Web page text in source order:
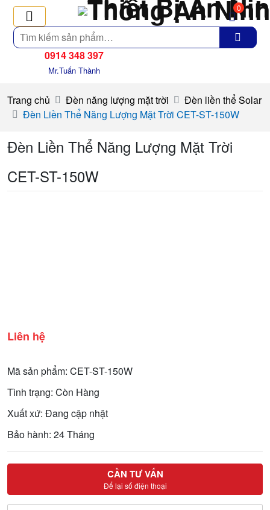
Tìm
kiếm
0
0914 348 397
Mr.Tuấn Thành
Trang chủ Đèn năng lượng mặt trời
Đèn liền thể Solar
Đèn Liền Thể Năng Lượng Mặt Trời CET-ST-150W
Đèn Liền Thể Năng Lượng Mặt Trời
CET-ST-150W
Liên hệ
Mã sản phẩm: CET-ST-150W
Tình trạng: Còn Hàng
Xuất xứ: Đang cập nhật
Bảo hành: 24 Tháng
CẦN TƯ VẤN
Để lại số điện thoại